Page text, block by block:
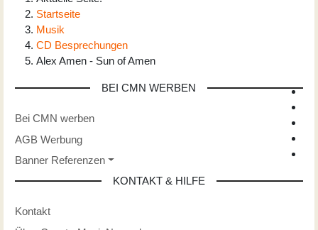
Startseite
Musik
CD Besprechungen
Alex Amen - Sun of Amen
BEI CMN WERBEN
Bei CMN werben
AGB Werbung
Banner Referenzen
KONTAKT & HILFE
Kontakt